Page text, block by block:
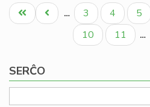
Pagination
Unua
paĝo
Antaŭa
paĝo
… Paĝo
3 Paĝo
4 5
Paĝo
10 Paĝo
11 …
SERĈO